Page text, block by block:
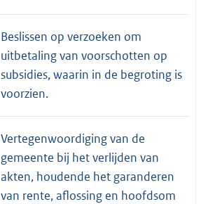
Beslissen op verzoeken om
uitbetaling van voorschotten op
subsidies, waarin in de begroting is
voorzien.
Vertegenwoordiging van de
gemeente bij het verlijden van
akten, houdende het garanderen
van rente, aflossing en hoofdsom